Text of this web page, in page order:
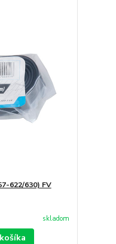
622/630) FV
skladom